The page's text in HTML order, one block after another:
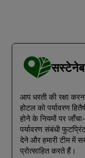
आप धरती की रक्षा
होटल को पर्यावरण
होने के नियमों पर
पर्यावरण संबंधी
देने और हमारी टीम में
प्रोत्साहित करते हैं।